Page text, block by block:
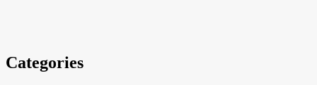
Categories